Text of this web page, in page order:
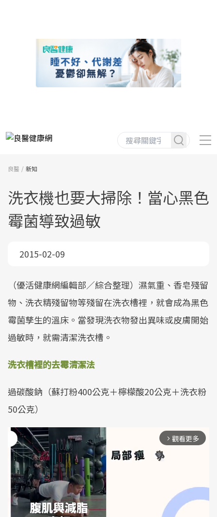
良醫 新知
洗衣機也要大掃除！當心黑色
霉菌導致過敏
2015-02-09
（優活健康網編輯部／綜合整理）濕氣重、香皂殘留
物、洗衣精殘留物等殘留在洗衣槽裡，就會成為黑色
霉菌孳生的溫床。當發現洗衣物發出異味或皮膚開始
過敏時，就需清潔洗衣槽。
洗衣槽裡的去霉清潔法
過碳酸鈉（蘇打粉400公克＋檸檬酸20公克＋洗衣粉
50公克）
arrow_forward_ios 觀看更多